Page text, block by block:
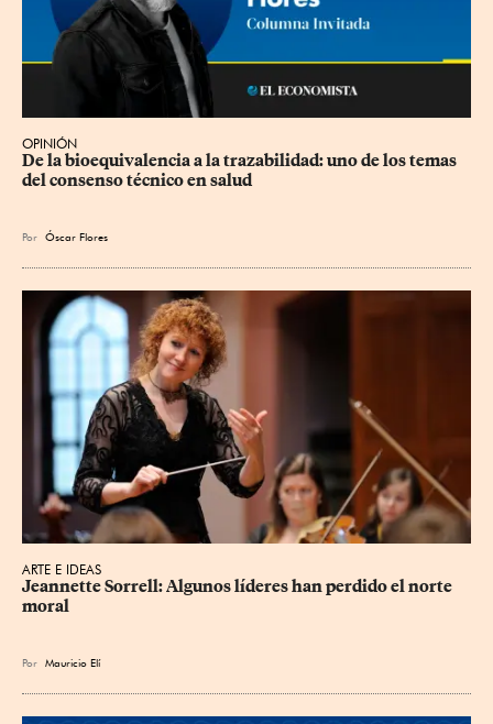
OPINIÓN
De la bioequivalencia a la trazabilidad: uno de los temas
del consenso técnico en salud
Por Óscar Flores
ARTE E IDEAS
Jeannette Sorrell: Algunos líderes han perdido el norte
moral
Por Mauricio Elí